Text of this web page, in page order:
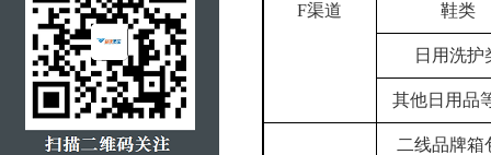
F渠道 鞋类
日用洗护
其他日用品
二线品牌箱